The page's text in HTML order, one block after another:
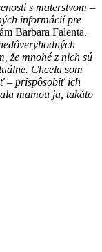
s materstvom –
informácií pre
Barbara Falenta.
že mnohé z nich sú
Chcela som
– prispôsobiť ich
mamou ja, takáto